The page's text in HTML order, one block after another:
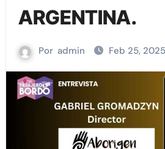
ARGENTINA.
Por admin Feb 25, 2025